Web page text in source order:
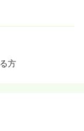
方